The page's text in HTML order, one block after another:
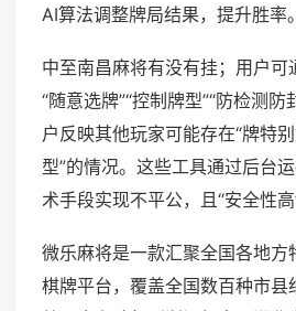
AI算法调整牌局结果，提升胜率。
中至南昌麻将有没有挂；用户可
“随意选牌”“控制牌型”“防检测防
户反映其他玩家可能存在“牌特
型”的情况。这些工具通过后台
术手段实现不平公，且“安全性高
微乐麻将是一款汇聚全国各地方
棋牌平台，覆盖全国数百种市县